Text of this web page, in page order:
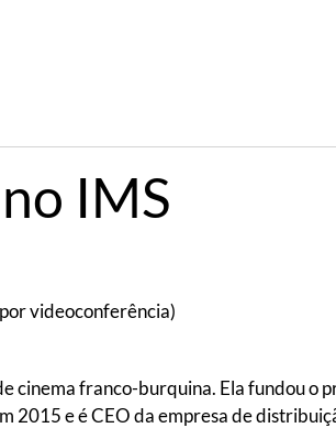
IMS
videoconferência)
cinema franco-burquina. Ela fundou
2015 e é CEO da empresa de